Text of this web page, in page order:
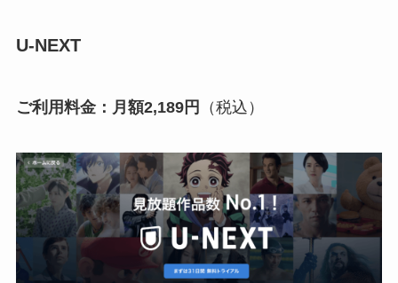
U-NEXT
ご利⽤料⾦：⽉額2,189円 （税込）